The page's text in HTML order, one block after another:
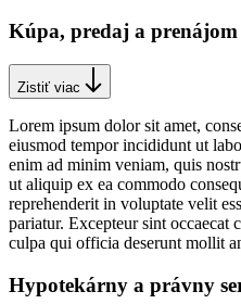
Kúpa, predaj a prenájom
Zistiť viac
Lorem ipsum dolor sit amet,
eiusmod tempor incididunt ut
enim ad minim veniam, quis
ut aliquip ex ea commodo
reprehenderit in voluptate velit
pariatur. Excepteur sint occaecat
culpa qui officia deserunt mollit
Hypotekárny a právny